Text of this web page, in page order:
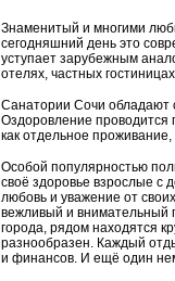
Знаменитый и многими
сегодняшний день это
уступает зарубежным
отелях, частных
Санатории Сочи обладают
Оздоровление
как отдельное
Особой популярностью
своё здоровье взрослые с
любовь и уважение от
вежливый и внимательный
города, рядом находятся
разнообразен. Каждый
и финансов. И ещё один